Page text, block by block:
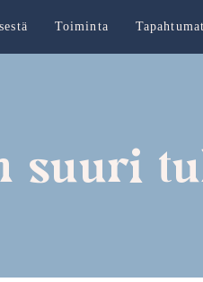
Toiminta Tapahtumat
suuri